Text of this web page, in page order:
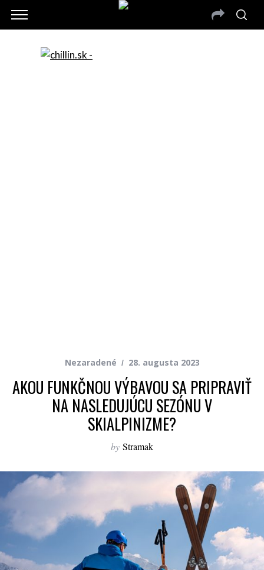
Nezaradené 28. augusta 2023
AKOU FUNKČNOU VÝBAVOU SA PRIPRAVIŤ
NA NASLEDUJÚCU SEZÓNU V
SKIALPINIZME?
by Stramak